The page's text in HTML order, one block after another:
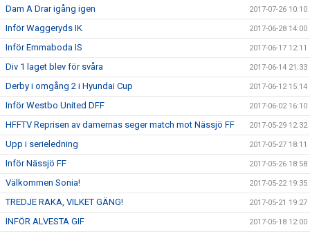
Dam A Drar igång igen 2017-07-26 10:10
Inför Waggeryds IK 2017-06-28 14:00
Inför Emmaboda IS 2017-06-17 12:11
Div 1 laget blev för svåra 2017-06-14 21:33
Derby i omgång 2 i Hyundai Cup 2017-06-12 15:14
Inför Westbo United DFF 2017-06-02 16:10
HFFTV Reprisen av damernas seger match mot Nässjö FF 2017-05-29 12:32
Upp i serieledning 2017-05-27 18:11
Inför Nässjö FF 2017-05-26 18:58
Välkommen Sonia! 2017-05-22 19:35
TREDJE RAKA, VILKET GÄNG! 2017-05-21 19:27
INFÖR ALVESTA GIF 2017-05-18 12:00